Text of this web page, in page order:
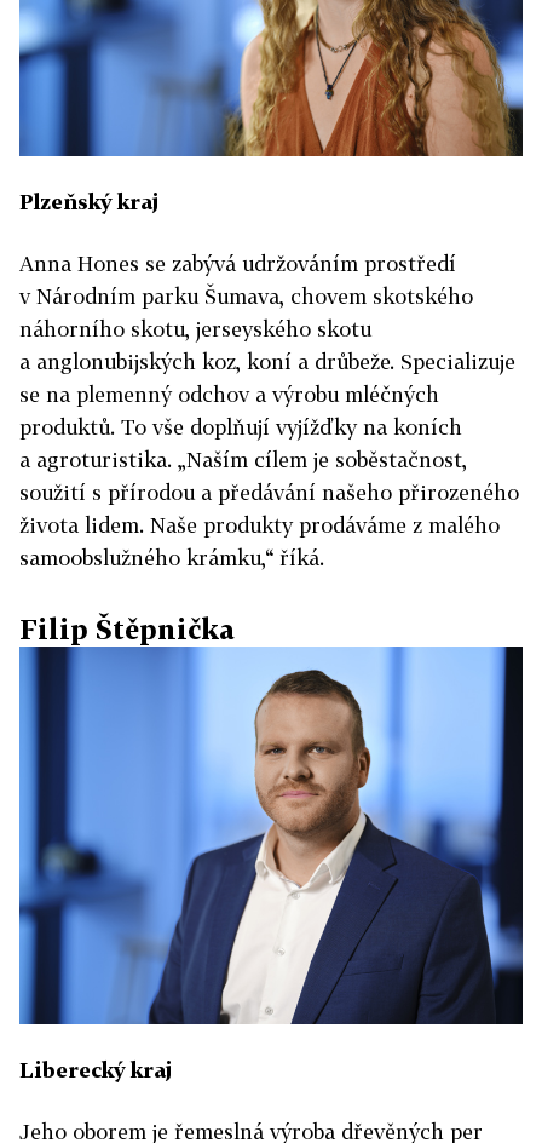
Plzeňský kraj
Anna Hones se zabývá udržováním prostředí
v Národním parku Šumava, chovem skotského
náhorního skotu, jerseyského skotu
a anglonubijských koz, koní a drůbeže. Specializuje
se na plemenný odchov a výrobu mléčných
produktů. To vše doplňují vyjížďky na koních
a agroturistika. „Naším cílem je soběstačnost,
soužití s přírodou a předávání našeho přirozeného
života lidem. Naše produkty prodáváme z malého
samoobslužného krámku,“ říká.
Filip Štěpnička
Liberecký kraj
Jeho oborem je řemeslná výroba dřevěných per